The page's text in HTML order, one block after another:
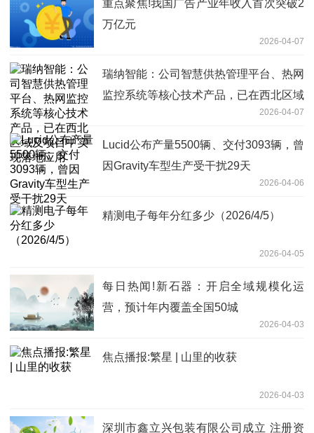
重点聚焦!我国广告产业年收入首次突破2
万亿元
2026-04-07
瑞纳智能：公司智慧供热管理平台、热网
监控系统等核心技术产品，已在西北区域
2026-04-07
Lucid公布产量5500辆、交付3093辆，曾
因Gravity车型生产受干扰29天
2026-04-06
精测电子每年分红多少（2026/4/5）
2026-04-05
每日热闻!新石器：开启全域规模化运
营，预计年内覆盖全国50城
2026-04-03
焦点播报:繁星 | 山里的收获
2026-04-03
深圳市鑫立兴包装有限公司成立 注册资